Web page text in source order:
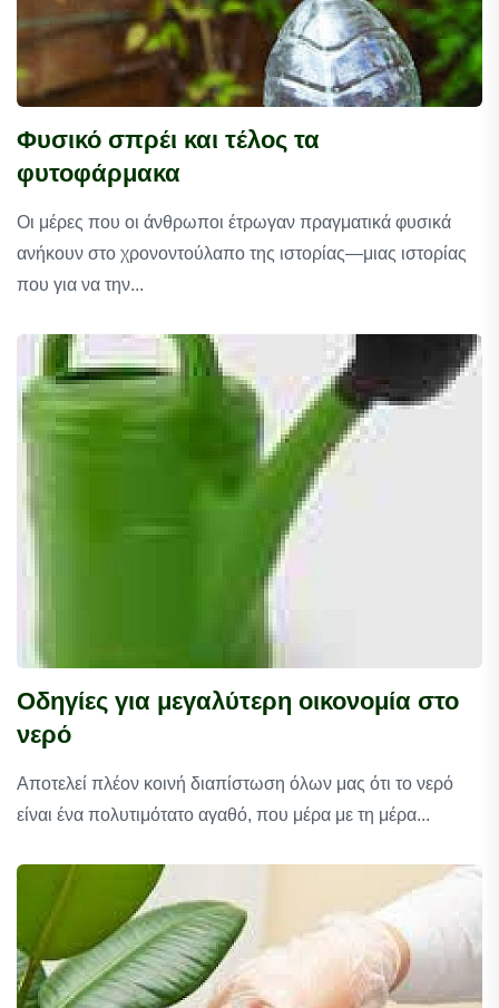
Φυσικό σπρέι και τέλος τα
φυτοφάρμακα
Οι μέρες που οι άνθρωποι έτρωγαν πραγματικά φυσικά
ανήκουν στο χρονοντούλαπο της ιστορίας—μιας ιστορίας
που για να την...
Οδηγίες για μεγαλύτερη οικονομία στο
νερό
Αποτελεί πλέον κοινή διαπίστωση όλων μας ότι το νερό
είναι ένα πολυτιμότατο αγαθό, που μέρα με τη μέρα...